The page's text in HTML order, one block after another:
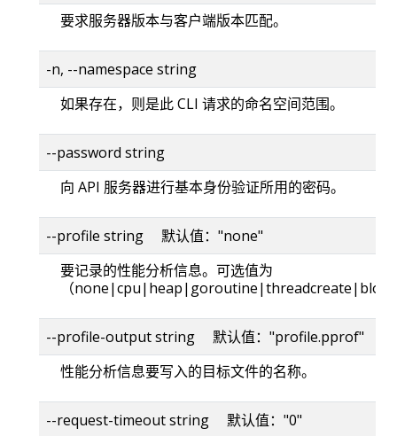
要求服务器版本与客户端版本匹配。
-n, --namespace string
如果存在，则是此 CLI 请求的命名空间范围。
--password string
向 API 服务器进行基本身份验证所用的密码。
--profile string 默认值："none"
要记录的性能分析信息。可选值为
（
--profile-output string 默认值："profile.pprof"
性能分析信息要写入的目标文件的名称。
--request-timeout string 默认值："0"